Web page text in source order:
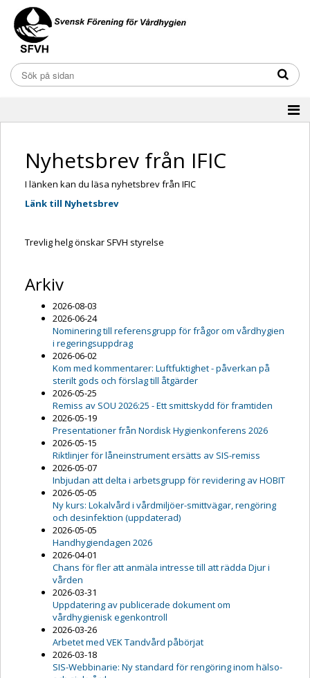
Nyhetsbrev från IFIC
I länken kan du läsa nyhetsbrev från IFIC
Länk till Nyhetsbrev
Trevlig helg önskar SFVH styrelse
Arkiv
2026-08-03
2026-06-24
Nominering till referensgrupp för frågor om vårdhygien
i regeringsuppdrag
2026-06-02
Kom med kommentarer: Luftfuktighet - påverkan på
sterilt gods och förslag till åtgärder
2026-05-25
Remiss av SOU 2026:25 - Ett smittskydd för framtiden
2026-05-19
Presentationer från Nordisk Hygienkonferens 2026
2026-05-15
Riktlinjer för låneinstrument ersätts av SIS-remiss
2026-05-07
Inbjudan att delta i arbetsgrupp för revidering av HOBIT
2026-05-05
Ny kurs: Lokalvård i vårdmiljöer-smittvägar, rengöring
och desinfektion (uppdaterad)
2026-05-05
Handhygiendagen 2026
2026-04-01
Chans för fler att anmäla intresse till att rädda Djur i
vården
2026-03-31
Uppdatering av publicerade dokument om
vårdhygienisk egenkontroll
2026-03-26
Arbetet med VEK Tandvård påbörjat
2026-03-18
SIS-Webbinarie: Ny standard för rengöring inom hälso-